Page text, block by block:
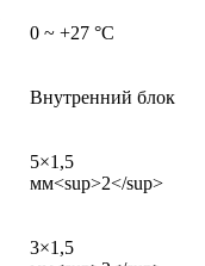
0 ~ +27 °C
Внутренний блок
5×1,5
мм<sup>2</sup>
3×1,5